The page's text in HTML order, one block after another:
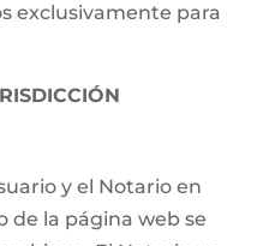
exclusivamente para
y el Notario en
de la página web se